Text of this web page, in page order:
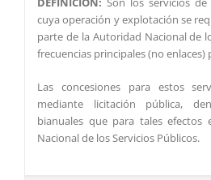
cuya operación y explotación se
parte de la Autoridad Nacional de
frecuencias principales (no
Las concesiones para estos
mediante licitación pública,
bianuales que para tales efectos
Nacional de los Servicios Públicos.